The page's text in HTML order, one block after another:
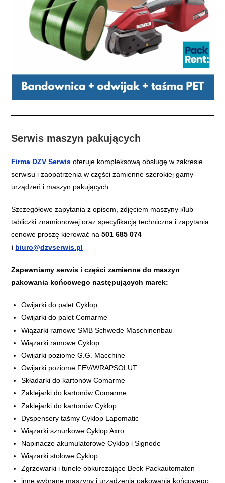
Serwis maszyn pakujących
Firma DZV Serwis oferuje kompleksową obsługę w zakresie
serwisu i zaopatrzenia w części zamienne szerokiej gamy
urządzeń i maszyn pakujących.
​Szczegółowe zapytania z opisem, zdjęciem maszyny i/lub
tabliczki znamionowej oraz specyfikacją techniczna i zapytania
cenowe proszę kierować na501 685 074
i biuro@dzvserwis.pl
Zapewniamy serwis i części zamienne do maszyn
pakowania końcowego następujących marek:​
Owijarki do palet Cyklop
Owijarki do palet Comarme
Wiązarki ramowe SMB Schwede Maschinenbau
Wiązarki ramowe Cyklop
Owijarki poziome G.G. Macchine
Owijarki poziome FEV/WRAPSOLUT
Składarki do kartonów Comarme
Zaklejarki do kartonów Comarme
Zaklejarki do kartonów Cyklop
​Dyspensery taśmy Cyklop Lapomatic
Wiązarki sznurkowe Cyklop Axro
Napinacze akumulatorowe Cyklop i Signode
Wiązarki stołowe Cyklop
Zgrzewarki i tunele obkurczające Beck Packautomaten
​inne wybrane maszyny i urządzenia pakowania końcowego